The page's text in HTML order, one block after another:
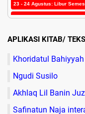
23 - 24 Agustus: Libur
25 Agustus: Maulid Nabi SAW
30 Agustus: Porsadin Kab.
APLIKASI KITAB/ TEKS
Khoridatul Bahiyyah
Ngudi Susilo
Akhlaq Lil Banin Juz
Safinatun Naja